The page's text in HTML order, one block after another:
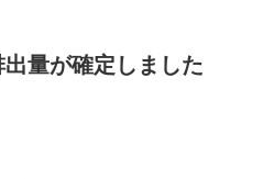
量が確定しました